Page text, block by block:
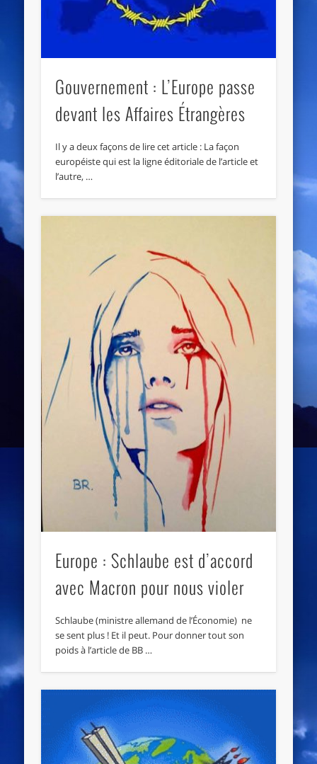
Gouvernement : L’Europe passe
devant les Affaires Étrangères
Il y a deux façons de lire cet article : La façon
européiste qui est la ligne éditoriale de l’article et
l’autre, …
Europe : Schlaube est d’accord
avec Macron pour nous violer
Schlaube (ministre allemand de l’Économie) ne
se sent plus ! Et il peut. Pour donner tout son
poids à l’article de BB …